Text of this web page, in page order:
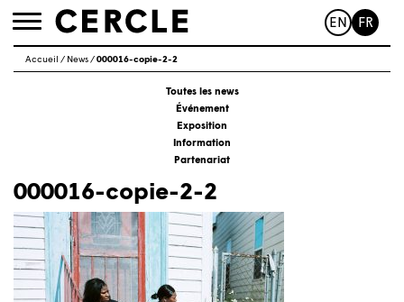
Toggle
EN FR
Accueil / News/000016-copie-2-2
Toutes les news
Événement
Exposition
Information
Partenariat
000016-copie-2-2